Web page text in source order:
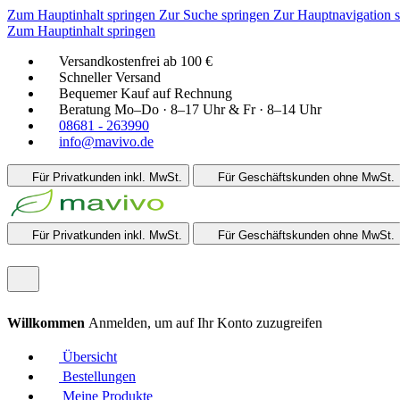
Zum Hauptinhalt springen Zur Suche springen Zur Hauptnavigation
Zum Hauptinhalt springen
Versandkostenfrei ab 100 €
Schneller Versand
Bequemer Kauf auf Rechnung
Beratung Mo–Do · 8–17 Uhr & Fr · 8–14 Uhr
08681 - 263990
info@mavivo.de
Für Privatkunden inkl. MwSt. Für Geschäftskunden ohne MwSt.
Für Privatkunden inkl. MwSt. Für Geschäftskunden ohne MwSt.
Willkommen Anmelden, um auf Ihr Konto zuzugreifen
Übersicht
Bestellungen
Meine Produkte